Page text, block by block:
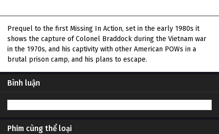
Prequel to the first Missing In Action, set in the early 1980s it
shows the capture of Colonel Braddock during the Vietnam war
in the 1970s, and his captivity with other American POWs in a
brutal prison camp, and his plans to escape.
Bình luận
Phim cùng thể loại